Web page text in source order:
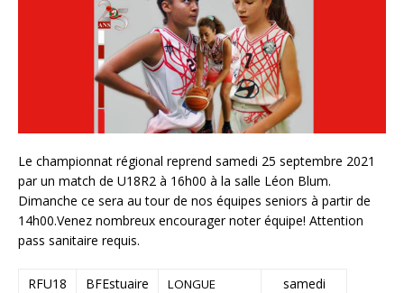
Le championnat régional reprend samedi 25 septembre 2021
par un match de U18R2 à 16h00 à la salle Léon Blum.
Dimanche ce sera au tour de nos équipes seniors à partir de
14h00.Venez nombreux encourager noter équipe! Attention
pass sanitaire requis.
RFU18
BFEstuaire
LONGUE
samedi